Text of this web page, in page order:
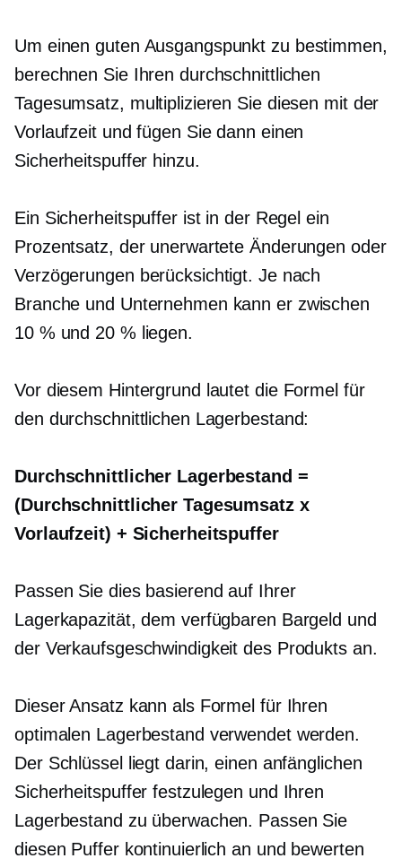
Um einen guten Ausgangspunkt zu bestimmen,
berechnen Sie Ihren durchschnittlichen
Tagesumsatz, multiplizieren Sie diesen mit der
Vorlaufzeit und fügen Sie dann einen
Sicherheitspuffer hinzu.
Ein Sicherheitspuffer ist in der Regel ein
Prozentsatz, der unerwartete Änderungen oder
Verzögerungen berücksichtigt. Je nach
Branche und Unternehmen kann er zwischen
10 % und 20 % liegen.
Vor diesem Hintergrund lautet die Formel für
den durchschnittlichen Lagerbestand:
Durchschnittlicher Lagerbestand =
(Durchschnittlicher Tagesumsatz x
Vorlaufzeit) + Sicherheitspuffer
Passen Sie dies basierend auf Ihrer
Lagerkapazität, dem verfügbaren Bargeld und
der Verkaufsgeschwindigkeit des Produkts an.
Dieser Ansatz kann als Formel für Ihren
optimalen Lagerbestand verwendet werden.
Der Schlüssel liegt darin, einen anfänglichen
Sicherheitspuffer festzulegen und Ihren
Lagerbestand zu überwachen. Passen Sie
diesen Puffer kontinuierlich an und bewerten